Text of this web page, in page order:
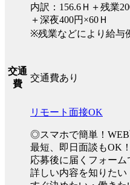
内訳：156.6Ｈ＋残業
＋深夜400円×60Ｈ
※残業などにより給与
交通
費
交通費あり
リモート面接OK
◎スマホで簡単！WEB
最短、即日面談もOK
応募後に届くフォーム
詳しい内容を知りたい